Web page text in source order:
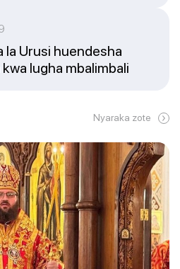
la Urusi huendesha
lugha mbalimbali
Nyaraka zote